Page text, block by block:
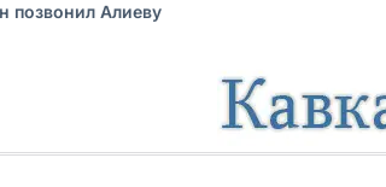
позвонил Алиеву